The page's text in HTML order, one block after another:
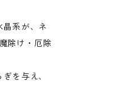
晶系が、ネ
除け・厄除
を与え、